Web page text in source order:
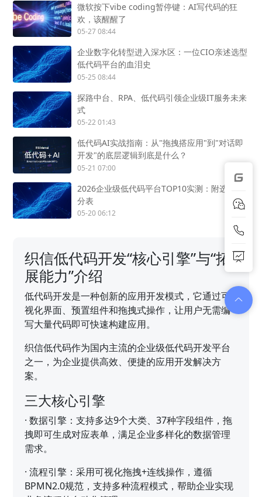
微软按下vibe coding暂停键：AI写代码的狂
欢，该醒醒了
05-27 08:44
企业数字化转型进入深水区：一位CIO亲述选型
低代码平台的血泪史
05-25 08:44
探路中台、RPA、低代码引领企业级IT服务未来
式
05-22 01:43
低代码AI实战指南：从"拖拽搭应用"到"对话即
开发"的底层逻辑到底是什么？
05-21 07:00
2026企业级低代码平台TOP10实测：附选型评
分表
05-20 06:12
织信低代码开发“核心引擎”与“拓
展能力”介绍
低代码开发是一种创新的应用开发模式，它通过可
视化界面、预置组件和拖拽式操作，让用户无需编
写大量代码即可快速构建应用。
织信低代码作为国内主流的企业级低代码开发平台
之一，为企业提供高效、便捷的应用开发解决方
案。
三大核心引擎
·数据引擎：支持多达9个大类、37种字段组件，拖
拽即可生成对应表单，满足企业多样化的数据管理
需求。
·流程引擎：采用可视化拖拽+连线操作，遵循
BPMN2.0规范，支持多种流程模式，帮助企业实现